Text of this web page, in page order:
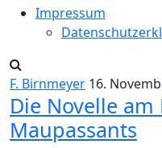
Impressum
F. Birnmeyer 16.
Die Novelle
Maupassants